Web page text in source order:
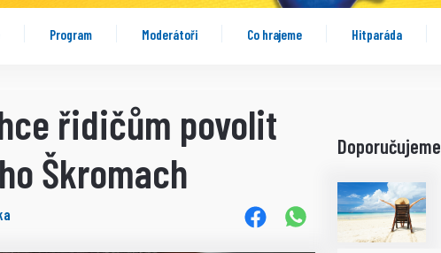
Program Moderátoři Co hrajeme Hitparáda
řidičům povolit
Škromach
Doporučujeme